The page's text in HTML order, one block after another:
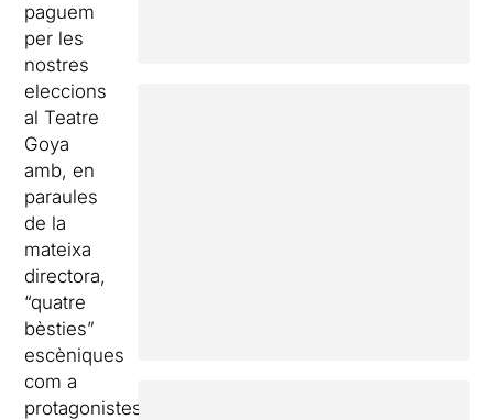
paguem
per les
nostres
eleccions
al Teatre
Goya
amb, en
paraules
de la
mateixa
directora,
“quatre
bèsties”
escèniques
com a
protagonistes: